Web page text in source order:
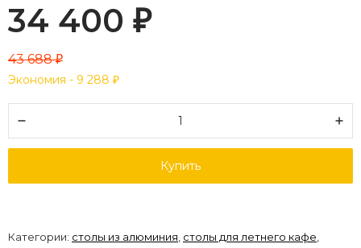
34 400 ₽
43 688₽
Экономия - 9 288 ₽
Купить
Категории: столы из алюминия, столы для летнего кафе,